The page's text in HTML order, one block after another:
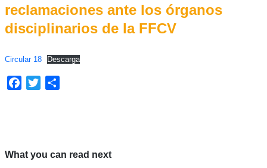
reclamaciones ante los órganos
disciplinarios de la FFCV
Circular 18 Descarga
Facebook
Twitter
What you can read next